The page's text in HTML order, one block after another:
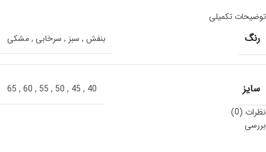
توضیحات تکمیلی
رنگ بنفش , سبز , سرخابی ,مشکی
سایز 40
,
45
,
50
,
55
,
60
,
65
نظرات (0)
بررسی